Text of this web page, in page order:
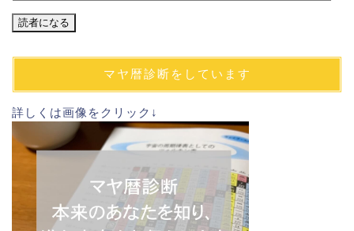
ル
ド
ス
マヤ暦診断をしています
詳しくは画像をクリック↓